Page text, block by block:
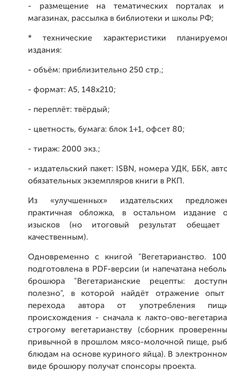
- размещение на тематических порталах
магазинах, рассылка в библиотеки и школы РФ;
* технические характеристики
издания:
- объём: приблизительно 250 стр.;
- формат: A5, 148x210;
- переплёт: твёрдый;
- цветность, бумага: блок 1+1, офсет 80;
- тираж: 2000 экз.;
- издательский пакет: ISBN, номера УДК, ББК,
обязательных экземпляров книги в РКП.
Из «улучшенных» издательских
практичная обложка, в остальном издание
изысков (но итоговый результат
качественным).
Одновременно с книгой "Вегетарианство.
подготовлена в PDF-версии (и напечатана
брошюра "Вегетарианские рецепты:
полезно", в которой найдёт отражение
перехода автора от употребления
происхождения - сначала к лакто-ово-
строгому вегетарианству (сборник
привычной в прошлом мясо-молочной пище,
блюдам на основе куриного яйца). В
виде брошюру получат спонсоры проекта.